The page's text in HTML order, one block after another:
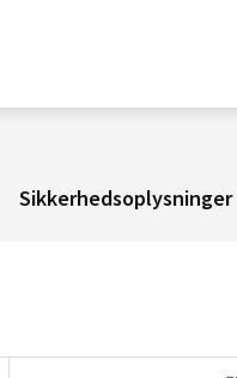
Sikkerhedsoplysninger